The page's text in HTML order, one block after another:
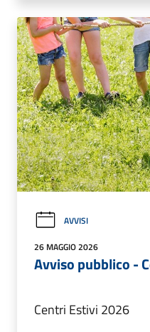
AVVISI
26 MAGGIO 2026
Avviso pubblico -
Centri Estivi 2026